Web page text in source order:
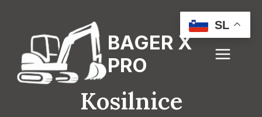
content
BAGER X
PRO
Kosilnice
SL